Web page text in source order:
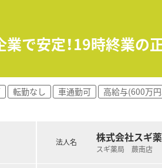
生した場合でも1分単位で時間外手
ステージの変化に合わせ、柔軟な
夏季休暇や年末年始休暇もしっか
トを推進し、店舗の機械化や自動
学べる独立支援制度があり、将来
動を、会社が資金面で全面的にバッ
で安定！19時終業の
転勤なし 車通勤可 高給与(600万
法人名 株式会社スギ
スギ薬局 蕨南店